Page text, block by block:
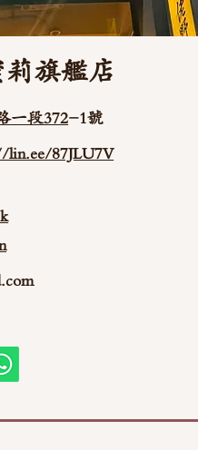
旗艦店
一段372-1號
lin.ee/87JLU7V